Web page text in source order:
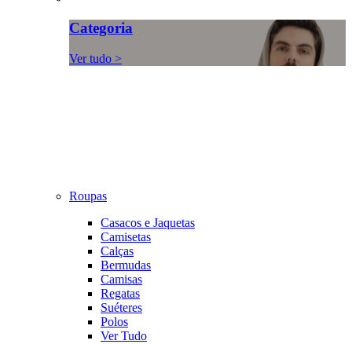
Categoria
Ver tudo >
Roupas
Casacos e Jaquetas
Camisetas
Calças
Bermudas
Camisas
Regatas
Suéteres
Polos
Ver Tudo